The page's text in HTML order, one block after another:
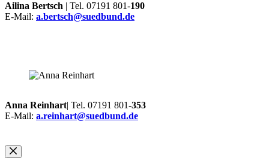
Ailina Bertsch | Tel. 07191 801-190
E-Mail: a.bertsch@suedbund.de
Anna Reinhart| Tel. 07191 801-353
E-Mail: a.reinhart@suedbund.de